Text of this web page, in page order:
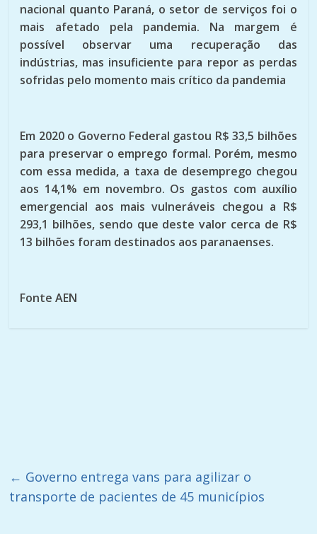
nacional quanto Paraná, o setor de serviços foi o
mais afetado pela pandemia. Na margem é
possível observar uma recuperação das
indústrias, mas insuficiente para repor as perdas
sofridas pelo momento mais crítico da pandemia
Em 2020 o Governo Federal gastou R$ 33,5 bilhões
para preservar o emprego formal. Porém, mesmo
com essa medida, a taxa de desemprego chegou
aos 14,1% em novembro. Os gastos com auxílio
emergencial aos mais vulneráveis chegou a R$
293,1 bilhões, sendo que deste valor cerca de R$
13 bilhões foram destinados aos paranaenses.
Fonte AEN
← Governo entrega vans para agilizar o
transporte de pacientes de 45 municípios